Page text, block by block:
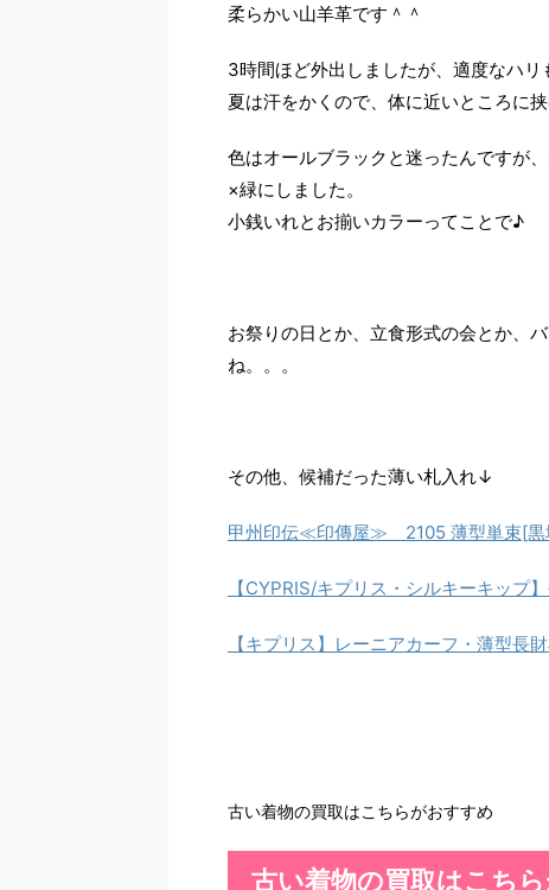
柔らかい山羊革です＾＾
3時間ほど外出しましたが、適度なハリ
夏は汗をかくので、体に近いところに
色はオールブラックと迷ったんですが
×緑にしました。
小銭いれとお揃いカラーってことで♪
お祭りの日とか、立食形式の会とか、
ね。。。
その他、候補だった薄い札入れ↓
甲州印伝≪印傳屋≫ 2105 薄型単束[黒
【CYPRIS/キプリス・シルキーキップ
【キプリス】レーニアカーフ・薄型長
古い着物の買取はこちらがおすすめ
古い着物の買取はこち